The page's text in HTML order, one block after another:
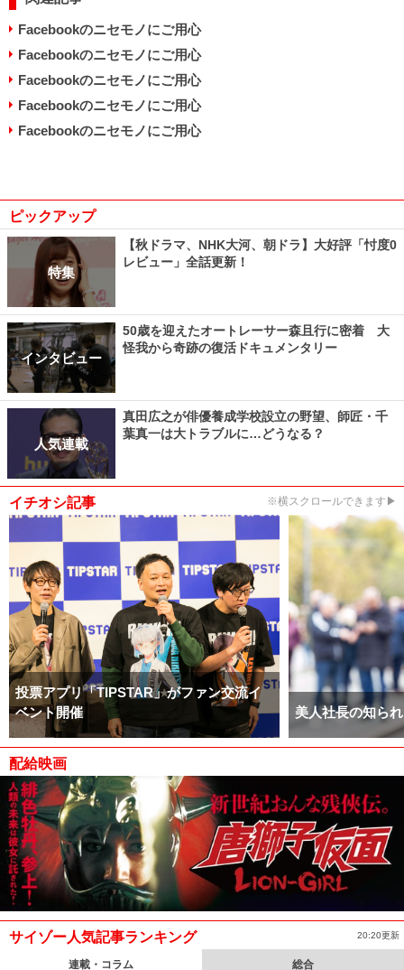
Facebookのニセモノにご用心
Facebookのニセモノにご用心
Facebookのニセモノにご用心
Facebookのニセモノにご用心
Facebookのニセモノにご用心
ピックアップ
特集
【秋ドラマ、NHK大河、朝ドラ】大好評「忖度0
レビュー」全話更新！
インタビュー
50歳を迎えたオートレーサー森且行に密着 大
怪我から奇跡の復活ドキュメンタリー
人気連載
真田広之が俳優養成学校設立の野望、師匠・千
葉真一は大トラブルに…どうなる？
イチオシ記事 ※横スクロールできます▶
投票アプリ「TIPSTAR」がファン交流イ
ベント開催
美人社長の知ら
配給映画
サイゾー人気記事ランキング 20:20更新
連載・コラム 総合